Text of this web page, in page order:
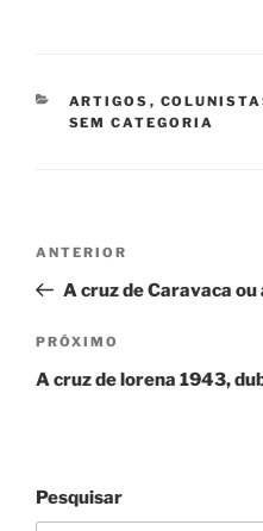
CATEGORIAS
ARTIGOS ,
SEM CATEGORIA
Post
Post
anterior
ANTERIOR
A cruz de Caravaca ou
Próximo
post
PRÓXIMO
A cruz de lorena 1943,
Pesquisar